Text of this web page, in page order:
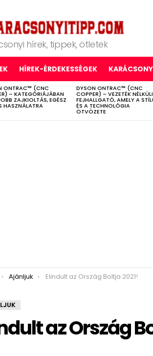
hírek, tippek, ötletek
HÍREK-ÉRDEKESSÉGEK
ONTRAC™ (CNC
– KATEGÓRIÁJÁBAN
ZAJKIOLTÁS, EGÉSZ
HASZNÁLATRA
DYSON ONTRAC™ (CNC
COPPER) – VEZETÉK NÉLKÜLI
FEJHALLGATÓ, AMELY A
ÉS A TECHNOLÓGIA
ÖTVÖZETE
here:
Ajánljuk Elindult az Ország Boltja 2021!
az Ország